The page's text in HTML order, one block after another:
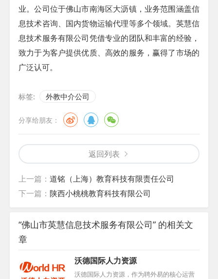
业。公司位于佛山市南海区大沥镇，业务范围涵盖信
息技术咨询、国内货物运输代理等多个领域。英慧信
息技术服务有限公司凭借专业的团队和丰富的经验，
致力于为客户提供优质、高效的服务，赢得了市场的
广泛认可。
标签: 外教中介公司
分享给朋友：
返回列表
上一篇： 道铭（上海）教育科技有限责任公司
下一篇： 陕西小桃桃教育科技有限公司
“佛山市英慧信息技术服务有限公司” 的相关文
章
沃德国际人力资源
沃德国际人力资源，作为聘外易的核心运营